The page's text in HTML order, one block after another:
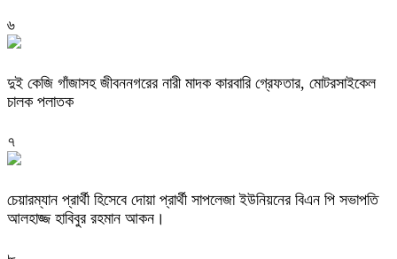
৬
দুই কেজি গাঁজাসহ জীবননগরের নারী মাদক কারবারি গ্রেফতার, মোটরসাইকেল
চালক পলাতক
৭
চেয়ারম্যান প্রার্থী হিসেবে দোয়া প্রার্থী সাপলেজা ইউনিয়নের বিএন পি সভাপতি
আলহাজ্জ হাবিবুর রহমান আকন।